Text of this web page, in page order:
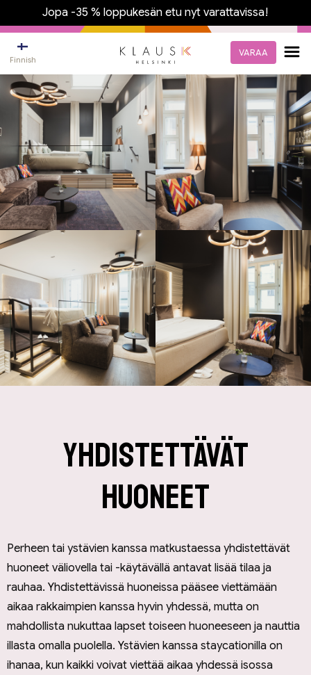
Jopa -35 % loppukesän etu nyt varattavissa!
Finnish
VARAA
Yhdistettävät
huoneet
Perheen tai ystävien kanssa matkustaessa yhdistettävät
huoneet väliovella tai -käytävällä antavat lisää tilaa ja
rauhaa. Yhdistettävissä huoneissa pääsee viettämään
aikaa rakkaimpien kanssa hyvin yhdessä, mutta on
mahdollista nukuttaa lapset toiseen huoneeseen ja nauttia
illasta omalla puolella. Ystävien kanssa staycationilla on
ihanaa, kun kaikki voivat viettää aikaa yhdessä isossa